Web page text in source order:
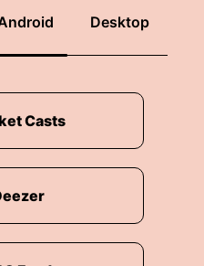
Desktop
Casts